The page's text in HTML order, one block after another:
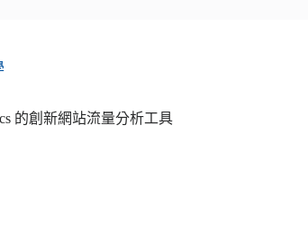
的創新網站流量分析工具